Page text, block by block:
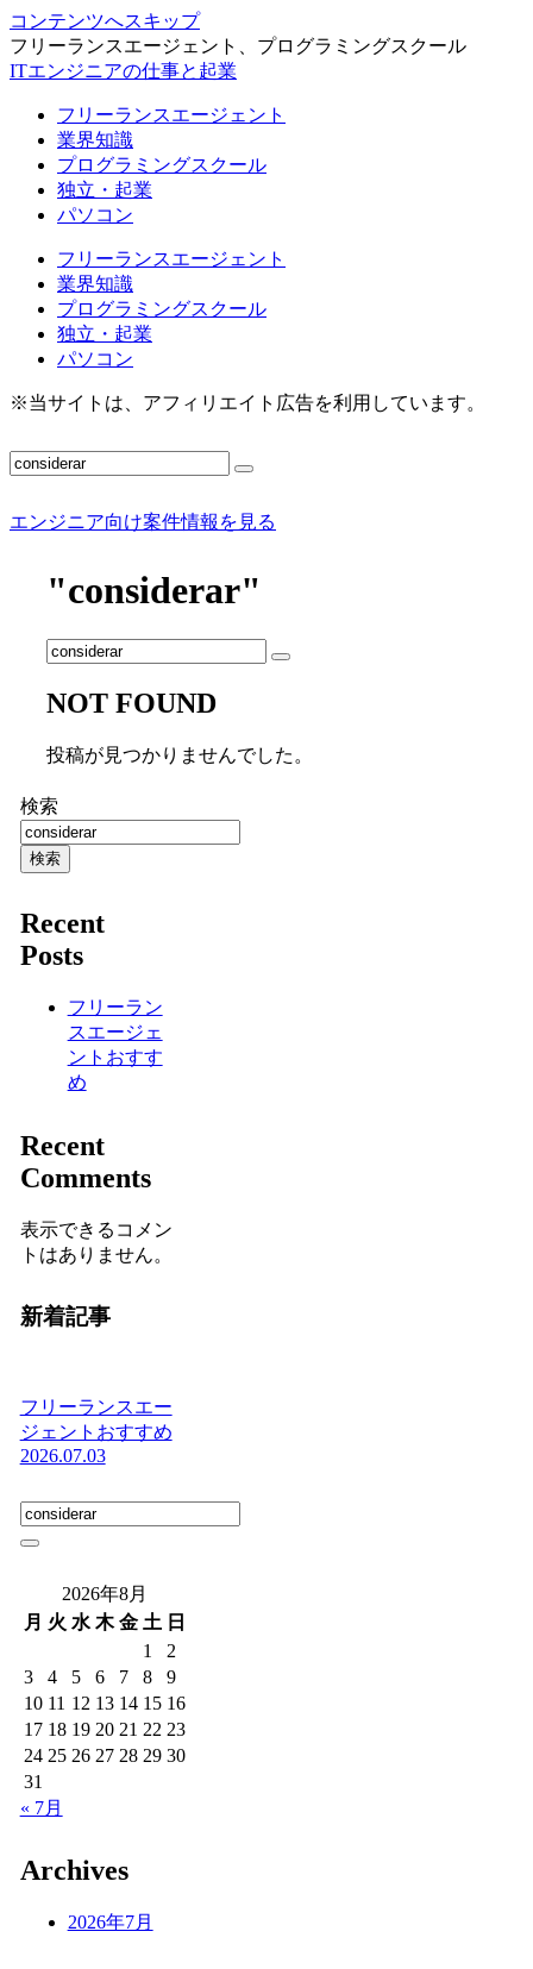
コンテンツへスキップ
フリーランスエージェント、プログラミングスクール
ITエンジニアの仕事と起業
フリーランスエージェント
業界知識
プログラミングスクール
独立・起業
パソコン
フリーランスエージェント
業界知識
プログラミングスクール
独立・起業
パソコン
※当サイトは、アフィリエイト広告を利用しています。
エンジニア向け案件情報を見る
"considerar"
NOT FOUND
投稿が見つかりませんでした。
検索
検索
Recent
Posts
フリーラン
スエージェ
ントおすす
め
Recent
Comments
表示できるコメン
トはありません。
新着記事
フリーランスエー
ジェントおすすめ
2026.07.03
2026年8月
月 火 水 木 金 土 日
1
2
3
4 5 6 7 8
9
10 11 12 13 14 15 16
17 18 19 20 21 22 23
24 25 26 27 28 29 30
31
« 7月
Archives
2026年7月